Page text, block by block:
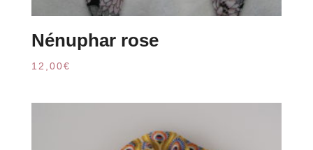
Nénuphar rose
12,00€